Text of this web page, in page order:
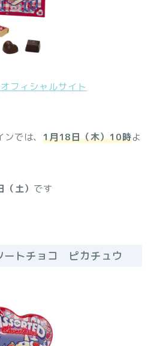
フィシャルサイト
ンでは、1月18日（木）10時よ
土） です
トチョコ ピカチュウ